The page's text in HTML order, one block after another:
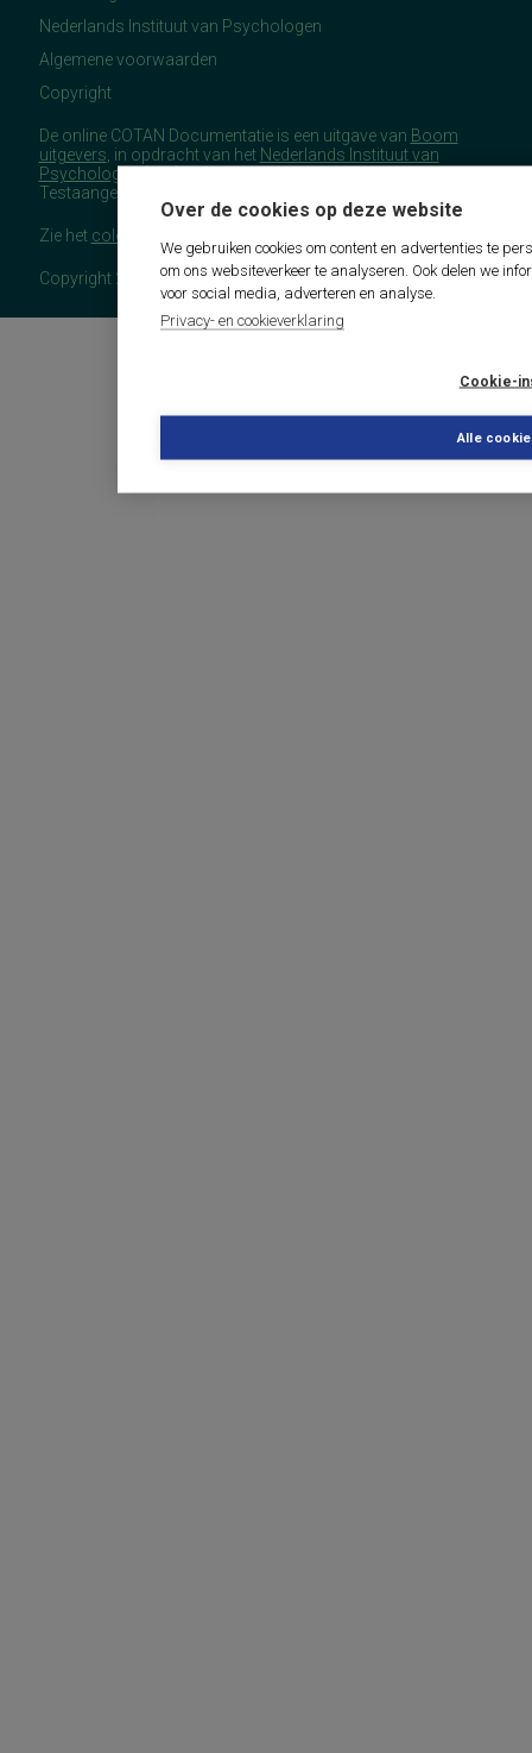
Over de cookies op deze website
We gebruiken cookies om content en advertenties te
om ons websiteverkeer te analyseren. Ook delen we
voor social media, adverteren en analyse.
Privacy- en cookieverklaring
Cookie-
Alle
Nederlands Instituut van Psychologen
Algemene voorwaarden
Copyright
De online COTAN Documentatie is een uitgave van Boom
uitgevers , in opdracht van het Nederlands Instituut van
Psychologen(NIP), namens de Commissie
Testaangelegenheden Nederland (COTAN).
Zie het colofon
Copyright 2026 - COTAN Documentatie